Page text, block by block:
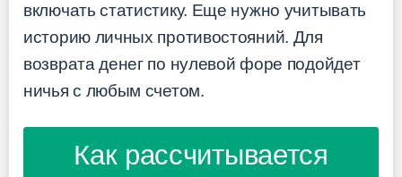
включать статистику. Еще нужно учитывать
историю личных противостояний. Для
возврата денег по нулевой форе подойдет
ничья с любым счетом.
Как рассчитывается